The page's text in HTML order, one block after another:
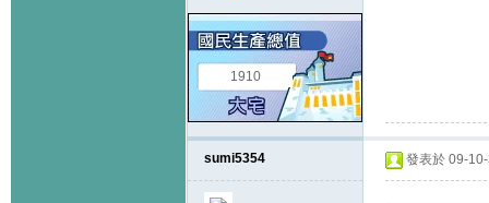
1910
sumi5354 發表於 09-